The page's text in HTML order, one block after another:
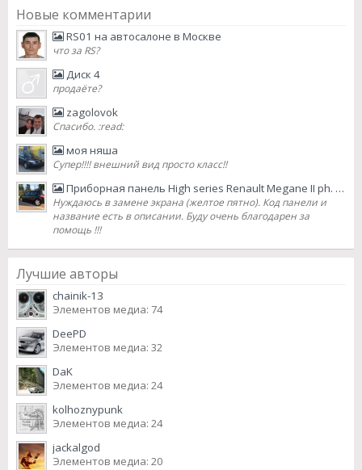
Новые комментарии
RS01 на автосалоне в Москве
что за RS?
Диск 4
продаёте?
zagolovok
Спасибо. :read:
моя няша
Супер!!!! внешний вид просто класс!!
Приборная панель High series Renault Megane II ph. 2 2007 lifting
Нуждаюсь в замене экрана (желтое пятно). Код панели и
название есть в описании. Буду очень благодарен за
помощь !!!
Лучшие авторы
chainik-13
Элементов медиа: 74
DeePD
Элементов медиа: 32
DaK
Элементов медиа: 24
kolhoznypunk
Элементов медиа: 24
jackalgod
Элементов медиа: 20